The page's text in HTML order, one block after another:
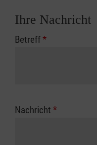
Ihre Nachricht
Betreff*
Nachricht *